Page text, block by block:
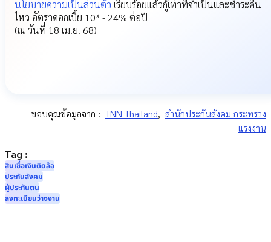
นโยบายความเป็นส่วนตัว เรียบร้อยแล้วกู้เท่าที่จำเป็นและชำระคืน
ไหว อัตราดอกเบี้ย 10* - 24% ต่อปี
(ณ วันที่ 18 เม.ย. 68)
ขอบคุณข้อมูลจาก : TNN Thailand
สำนักประกันสังคม กระทรวง
แรงงาน
Tag :
สินเชื่อเงินติดล้อ
ประกันสังคม
ผู้ประกันตน
ลงทะเบียนว่างงาน